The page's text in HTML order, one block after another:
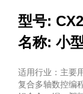
型号:
名称: 小
适用行业：主要
复合多轴数控编